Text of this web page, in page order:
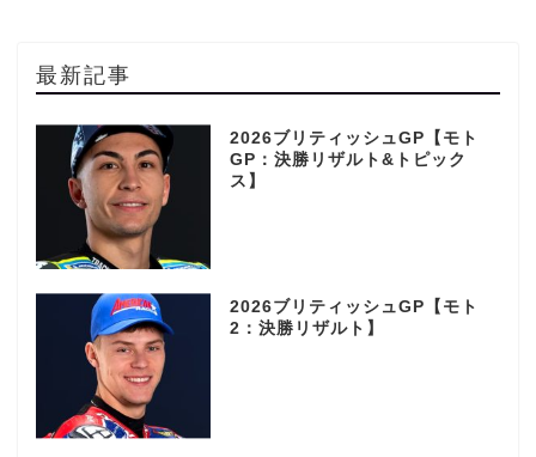
最新記事
2026ブリティッシュGP【モト
GP：決勝リザルト&トピック
ス】
2026ブリティッシュGP【モト
2：決勝リザルト】